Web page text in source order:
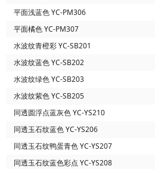
平面浅蓝色 YC-PM306
平面橘色 YC-PM307
水波纹青橙彩 YC-SB201
水波纹蓝色 YC-SB202
水波纹绿色 YC-SB203
水波纹紫色 YC-SB205
同透圆浮点蓝灰色 YC-YS210
同透玉石纹蓝色 YC-YS206
同透玉石纹鸭蛋青色 YC-YS207
同透玉石纹蓝色彩点 YC-YS208